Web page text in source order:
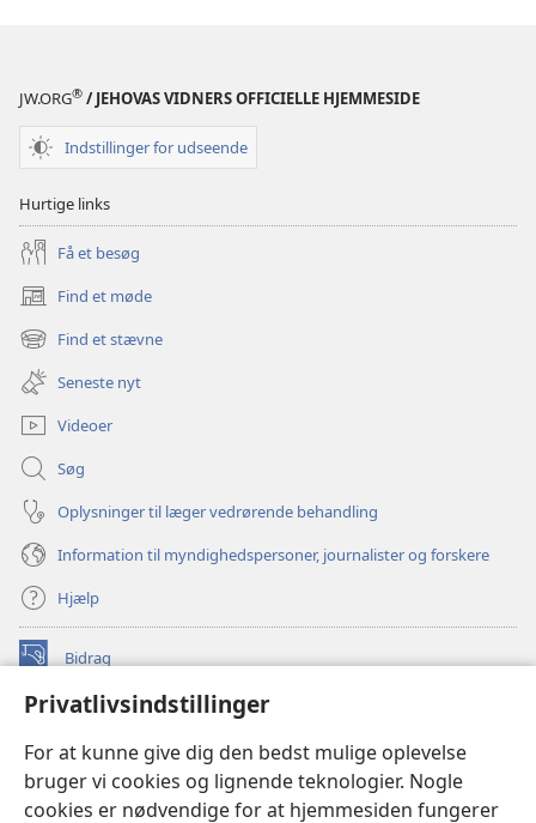
Privatlivsindstillinger
For at kunne give dig den bedst mulige oplevelse
bruger vi cookies og lignende teknologier. Nogle
cookies er nødvendige for at hjemmesiden fungerer
Gud Gud
JW.ORG® / JEHOVAS VIDNERS OFFICIELLE HJEMMESIDE
Indstillinger for udseende
Hurtige links
Få et besøg
Find et møde
(åbner
nyt
vindue)
Find et stævne
(åbner
nyt
vindue)
Seneste nyt
Videoer
Søg
Oplysninger til læger vedrørende behandling
Information til myndighedspersoner, journalister og forskere
Hjælp
Bidrag
(åbner
nyt
vindue)Watchtower ONLINE LIBRARY™
nyt
vindue)JW Hub
(åbner
nyt